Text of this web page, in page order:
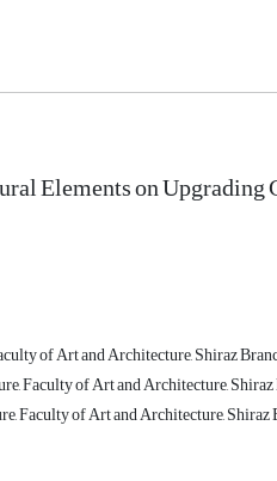
Elements on Upgrading
of Art and Architecture, Shiraz
Faculty of Art and Architecture,
Faculty of Art and Architecture,